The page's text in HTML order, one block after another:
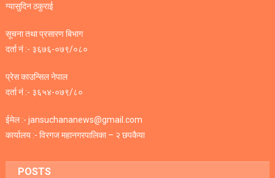
ग्यासुदिन ठकुराई
सूचना तथा प्रसारण बिभाग
दर्ता नं :- ३६७६-०७९/०८०
प्रेस काउन्सिल नेपाल
दर्ता नं :- ३६५४-०७९/८०
ईमेल :- jansuchananews@gmail.com
कार्यालय :- विरगज महानगरपालिका – २ छपकैया
POSTS